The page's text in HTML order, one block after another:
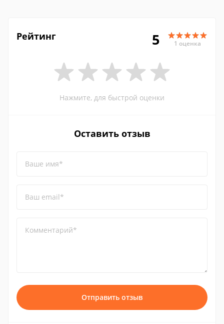
Рейтинг 5 1 оценка
Нажмите, для быстрой оценки
Оставить отзыв
Ваше имя*
Ваш email*
Комментарий*
Отправить отзыв